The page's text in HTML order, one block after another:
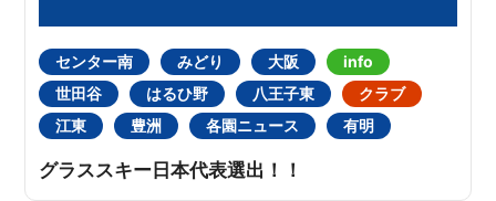
センター南 みどり 大阪
info
世田谷
はるひ野 八王子東
クラブ
江東
豊洲 各園ニュース 有明
グラススキー日本代表選出！！